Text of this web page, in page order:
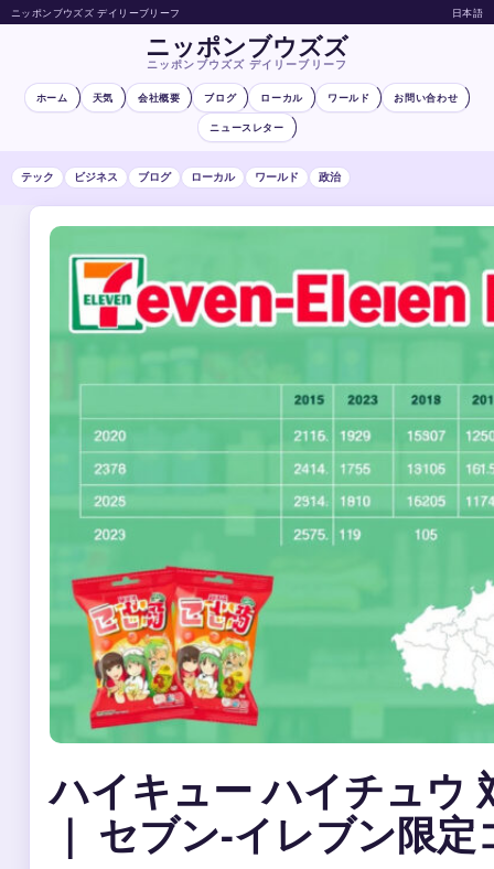
ニッポンブウズズ デイリーブリーフ 日本語
ニッポンブウズズ
ニッポンブウズズ デイリーブリーフ
ホーム 天気 会社概要 ブログ ローカル ワールド お問い合わせ
ニュースレター
テック ビジネス ブログ ローカル ワールド 政治
ハイキュー ハイチュウ
｜ セブン-イレブン限